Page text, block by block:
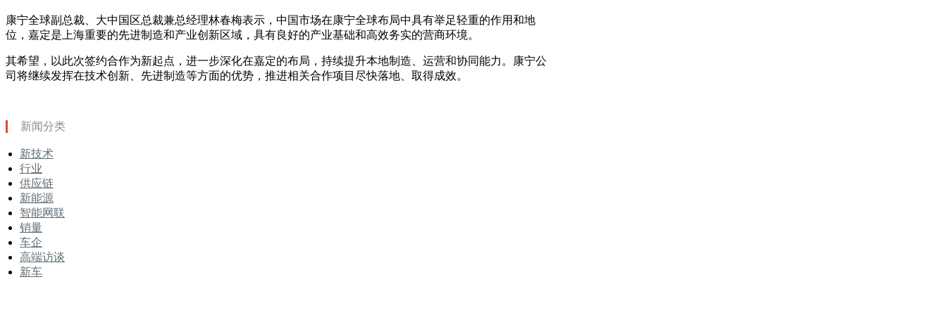
康宁全球副总裁、大中国区总裁兼总经理林春梅表示，中国市场在康宁全球布局中具有举足轻重的作用和地
位，嘉定是上海重要的先进制造和产业创新区域，具有良好的产业基础和高效务实的营商环境。
其希望，以此次签约合作为新起点，进一步深化在嘉定的布局，持续提升本地制造、运营和协同能力。康宁公
司将继续发挥在技术创新、先进制造等方面的优势，推进相关合作项目尽快落地、取得成效。
新闻分类
新技术
行业
供应链
新能源
智能网联
销量
车企
高端访谈
新车